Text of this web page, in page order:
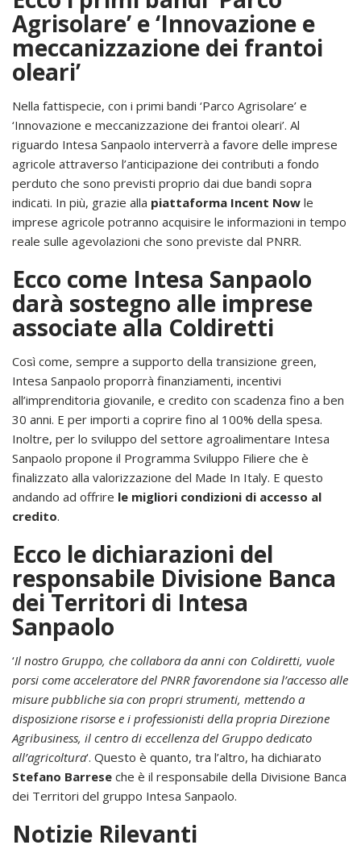
Agrisolare’ e ‘Innovazione e
meccanizzazione dei frantoi
oleari’
Nella fattispecie, con i primi bandi ‘Parco Agrisolare’ e
‘Innovazione e meccanizzazione dei frantoi oleari’. Al
riguardo Intesa Sanpaolo interverrà a favore delle imprese
agricole attraverso l’anticipazione dei contributi a fondo
perduto che sono previsti proprio dai due bandi sopra
indicati. In più, grazie alla piattaforma Incent Now le
imprese agricole potranno acquisire le informazioni in tempo
reale sulle agevolazioni che sono previste dal PNRR.
Ecco come Intesa Sanpaolo
darà sostegno alle imprese
associate alla Coldiretti
Così come, sempre a supporto della transizione green,
Intesa Sanpaolo proporrà finanziamenti, incentivi
all’imprenditoria giovanile, e credito con scadenza fino a ben
30 anni. E per importi a coprire fino al 100% della spesa.
Inoltre, per lo sviluppo del settore agroalimentare Intesa
Sanpaolo propone il Programma Sviluppo Filiere che è
finalizzato alla valorizzazione del Made In Italy. E questo
andando ad offrire le migliori condizioni di accesso al
credito.
Ecco le dichiarazioni del
responsabile Divisione Banca
dei Territori di Intesa
Sanpaolo
‘Il nostro Gruppo, che collabora da anni con Coldiretti, vuole
porsi come acceleratore del PNRR favorendone sia l’accesso alle
misure pubbliche sia con propri strumenti, mettendo a
disposizione risorse e i professionisti della propria Direzione
Agribusiness, il centro di eccellenza del Gruppo dedicato
all’agricoltura‘. Questo è quanto, tra l’altro, ha dichiarato
Stefano Barrese che è il responsabile della Divisione Banca
dei Territori del gruppo Intesa Sanpaolo.
Notizie Rilevanti